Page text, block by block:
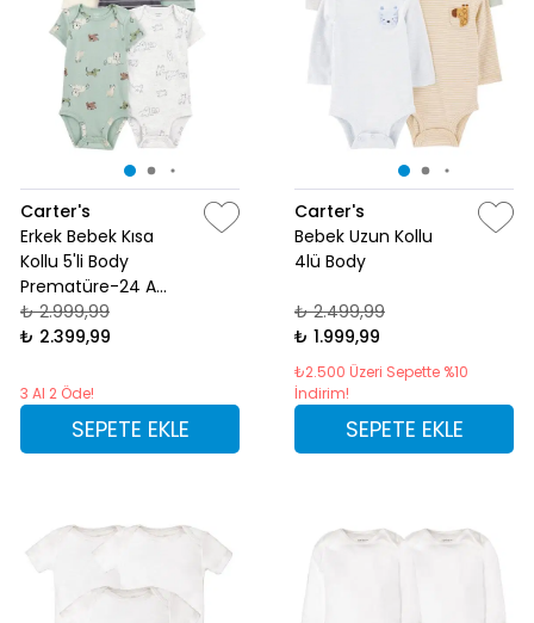
Carter's
Erkek Bebek Kısa
Kollu 5'li Body
Prematüre-24 Ay
Desenli
₺ 2.999,99
₺ 2.399,99
3 Al 2 Öde!
SEPETE EKLE
Carter's
Bebek Uzun Kollu
4lü Body
₺ 2.499,99
₺ 1.999,99
₺2.500 Üzeri Sepette %10
İndirim!
SEPETE EKLE